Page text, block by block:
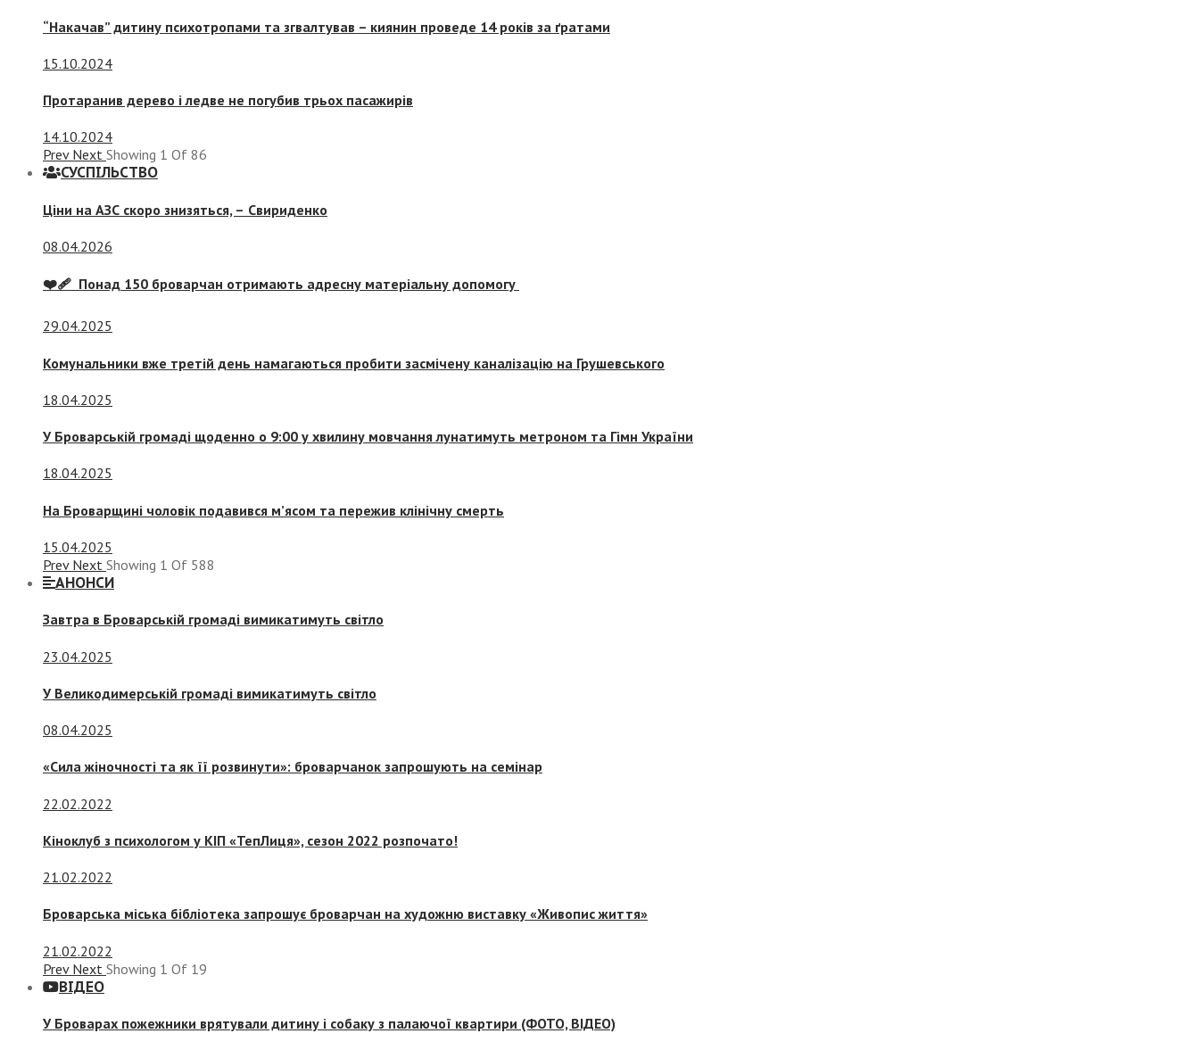
“Накачав” дитину психотропами та згвалтував – киянин проведе 14 років за ґратами
15.10.2024
Протаранив дерево і ледве не погубив трьох пасажирів
14.10.2024
Prev Next Showing 1 Of 86
СУСПIЛЬСТВО
Ціни на АЗС скоро знизяться, – Свириденко
08.04.2026
❤️‍🩹 Понад 150 броварчан отримають адресну матеріальну допомогу
29.04.2025
Комунальники вже третій день намагаються пробити засмічену каналізацію на Грушевського
18.04.2025
У Броварській громаді щоденно о 9:00 у хвилину мовчання лунатимуть метроном та Гімн України
18.04.2025
На Броварщині чоловік подавився м’ясом та пережив клінічну смерть
15.04.2025
Prev Next Showing 1 Of 588
АНОНСИ
Завтра в Броварській громаді вимикатимуть світло
23.04.2025
У Великодимерській громаді вимикатимуть світло
08.04.2025
«Сила жіночності та як її розвинути»: броварчанок запрошують на семінар
22.02.2022
Кіноклуб з психологом у КІП «ТепЛиця», сезон 2022 розпочато!
21.02.2022
Броварська міська бібліотека запрошує броварчан на художню виставку «Живопис життя»
21.02.2022
Prev Next Showing 1 Of 19
ВІДЕО
У Броварах пожежники врятували дитину і собаку з палаючої квартири (ФОТО, ВІДЕО)